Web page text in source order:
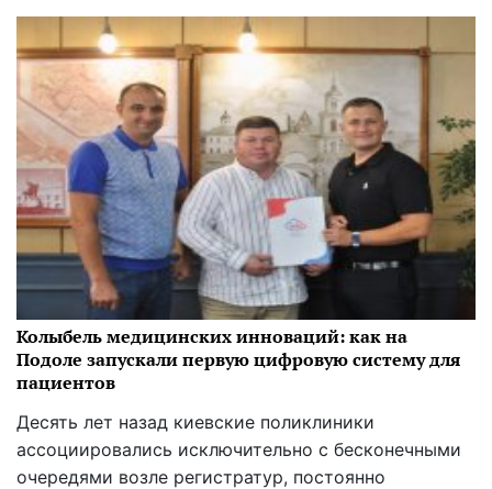
Колыбель медицинских инноваций: как на
Подоле запускали первую цифровую систему для
пациентов
Десять лет назад киевские поликлиники
ассоциировались исключительно с бесконечными
очередями возле регистратур, постоянно